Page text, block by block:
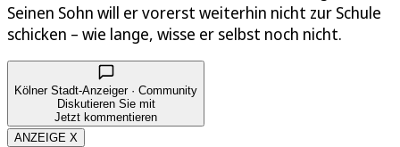
Seinen Sohn will er vorerst weiterhin nicht zur Schule
schicken – wie lange, wisse er selbst noch nicht.
Kölner Stadt-Anzeiger · Community
Diskutieren Sie mit
Jetzt kommentieren
ANZEIGE X